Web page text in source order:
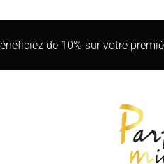
de 10% sur votre